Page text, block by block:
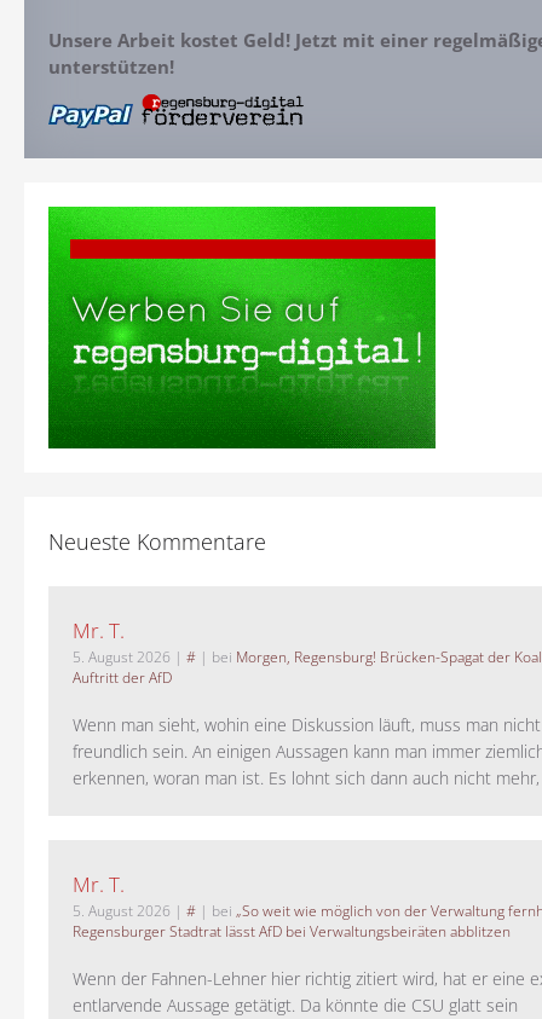
Unsere Arbeit kostet Geld! Jetzt mit einer
unterstützen!
Neueste Kommentare
Mr. T.
5. August 2026 | # | bei Morgen, Regensburg! Brücken-Spagat der
Auftritt der AfD
Wenn man sieht, wohin eine Diskussion läuft, muss man
freundlich sein. An einigen Aussagen kann man immer
erkennen, woran man ist. Es lohnt sich dann auch nicht mehr,
Mr. T.
5. August 2026 | # | bei „So weit wie möglich von der Verwaltung
Regensburger Stadtrat lässt AfD bei Verwaltungsbeiräten abblitzen
Wenn der Fahnen-Lehner hier richtig zitiert wird, hat er eine
entlarvende Aussage getätigt. Da könnte die CSU glatt sein